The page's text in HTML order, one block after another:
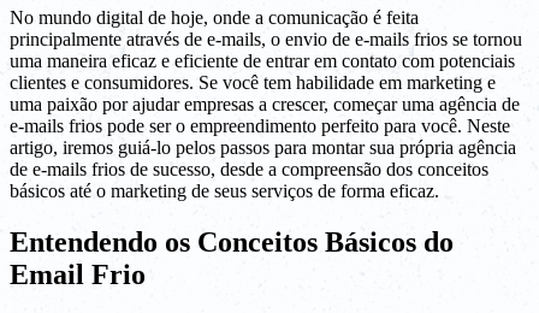
No mundo digital de hoje, onde a comunicação é feita
principalmente através de e-mails, o envio de e-mails frios se tornou
uma maneira eficaz e eficiente de entrar em contato com potenciais
clientes e consumidores. Se você tem habilidade em marketing e
uma paixão por ajudar empresas a crescer, começar uma agência de
e-mails frios pode ser o empreendimento perfeito para você. Neste
artigo, iremos guiá-lo pelos passos para montar sua própria agência
de e-mails frios de sucesso, desde a compreensão dos conceitos
básicos até o marketing de seus serviços de forma eficaz.
Entendendo os Conceitos Básicos do
Email Frio